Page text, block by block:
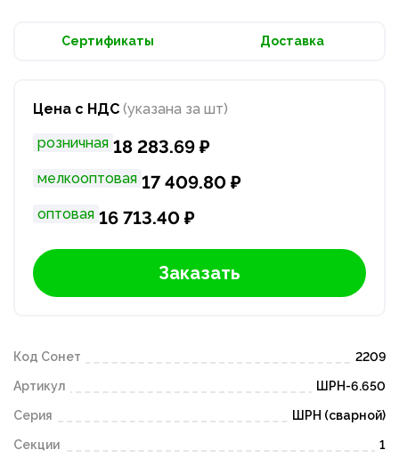
Сертификаты Доставка
Цена с НДС (указана за шт)
розничная 18 283.69 ₽
мелкооптовая 17 409.80 ₽
оптовая 16 713.40 ₽
Заказать
Код Сонет 2209
Артикул ШРН-6.650
Серия ШРН (сварной)
Секции 1